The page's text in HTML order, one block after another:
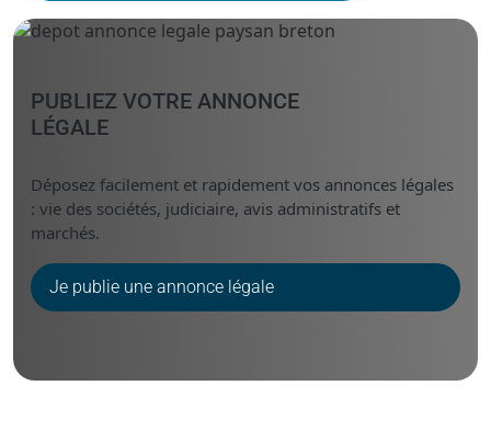
PUBLIEZ VOTRE ANNONCE
LÉGALE
Déposez facilement et rapidement vos annonces légales
: vie des sociétés, judiciaire, avis administratifs et
marchés.
Je publie une annonce légale